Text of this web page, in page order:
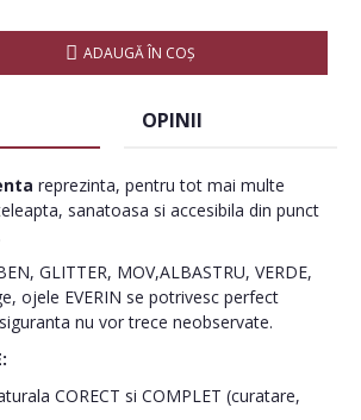
ADAUGĂ ÎN COŞ
OPINII
reprezinta, pentru tot mai multe
sanatoasa si accesibila din punct
GLITTER, MOV,ALBASTRU, VERDE,
ojele EVERIN se potrivesc perfect
nu vor trece neobservate.
CORECT si COMPLET (curatare,